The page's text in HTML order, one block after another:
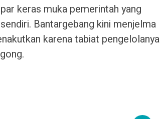
keras muka pemerintah yang
Bantargebang kini menjelma
karena tabiat pengelolanya